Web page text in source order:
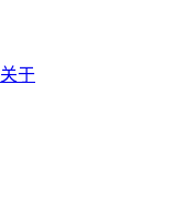
关于